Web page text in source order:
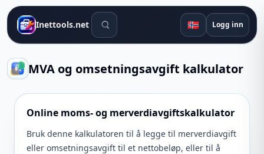
Inettools.net Søkeverktøy 🇳🇴 Logg inn
MVA og omsetningsavgift kalkulator
Online moms- og merverdiavgiftskalkulator
Bruk denne kalkulatoren til å legge til merverdiavgift
eller omsetningsavgift til et nettobeløp, eller til å